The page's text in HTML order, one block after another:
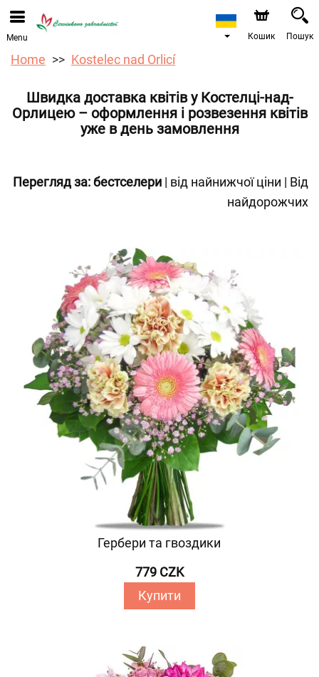
Ми приймаємо замовлення через наш інтернет-
магазин. Найближча можлива дата доставки —
12.08.2026 у зв’язку з відпусткою.
Menu Кошик Пошук
Home Kostelec nad Orlicí
Швидка доставка квітів у Костелці-над-
Орлицею – оформлення і розвезення квітів
уже в день замовлення
Перегляд за:бестселери | від найнижчої ціни | Від
найдорожчих
Гербери та гвоздики
779 CZK
Купити